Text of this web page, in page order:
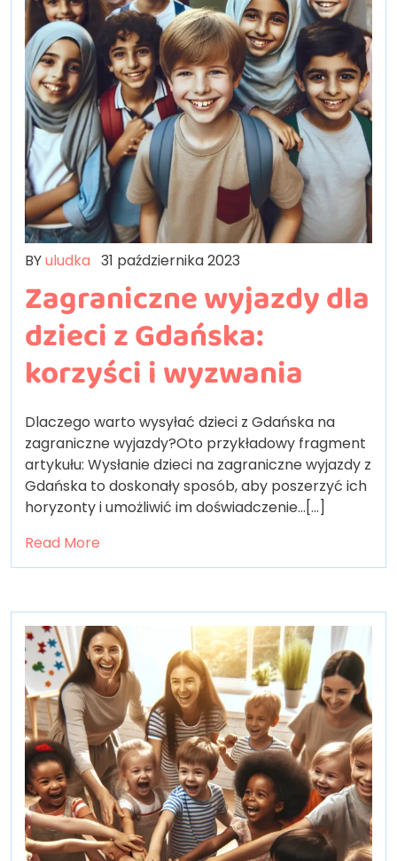
BYuludka 31 października 2023
Zagraniczne wyjazdy dla
dzieci z Gdańska:
korzyści i wyzwania
Dlaczego warto wysyłać dzieci z Gdańska na
zagraniczne wyjazdy?Oto przykładowy fragment
artykułu: Wysłanie dzieci na zagraniczne wyjazdy z
Gdańska to doskonały sposób, aby poszerzyć ich
horyzonty i umożliwić im doświadczenie…[...]
Read More